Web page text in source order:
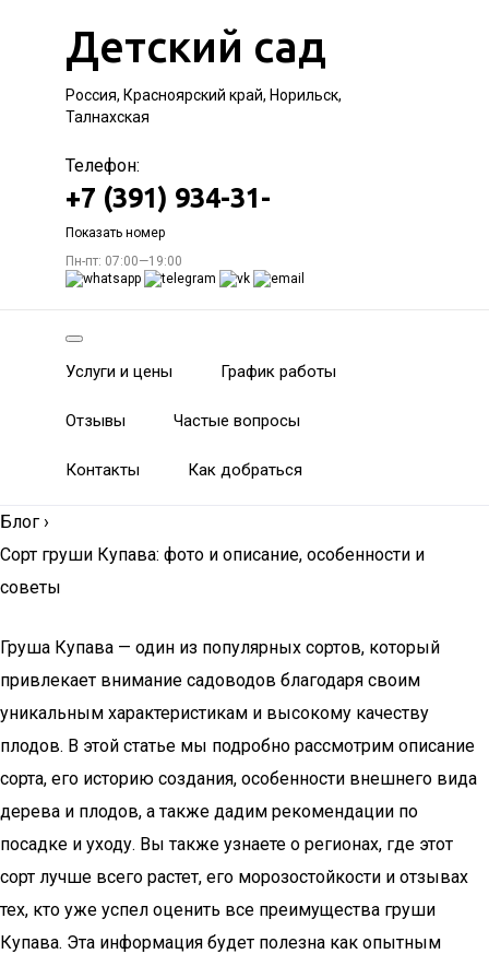
Детский сад
Россия, Красноярский край, Норильск,
Талнахская
Телефон:
+7 (391) 934-31-
Показать номер
Пн-пт: 07:00—19:00
Услуги и цены График работы
Отзывы Частые вопросы
Контакты Как добраться
Блог ›
Сорт груши Купава: фото и описание, особенности и
советы
Груша Купава — один из популярных сортов, который
привлекает внимание садоводов благодаря своим
уникальным характеристикам и высокому качеству
плодов. В этой статье мы подробно рассмотрим описание
сорта, его историю создания, особенности внешнего вида
дерева и плодов, а также дадим рекомендации по
посадке и уходу. Вы также узнаете о регионах, где этот
сорт лучше всего растет, его морозостойкости и отзывах
тех, кто уже успел оценить все преимущества груши
Купава. Эта информация будет полезна как опытным